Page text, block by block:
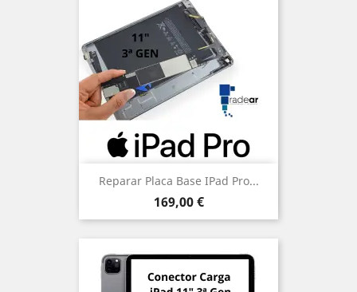
Reparar Placa Base IPad Pro...
Precio
169,00 €